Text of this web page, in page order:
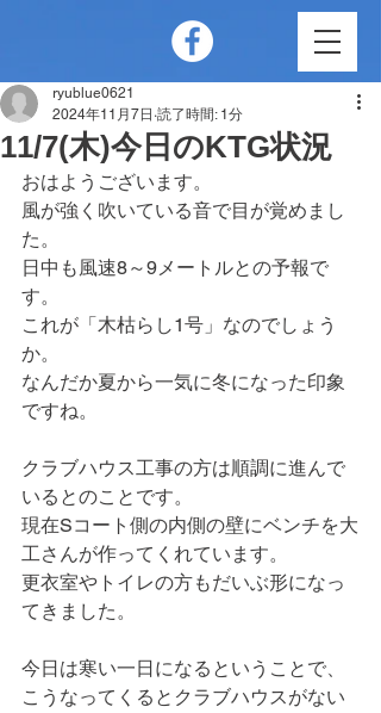
11/7(木)今日のKTG状況
ryublue0621
2024年11月7日 読了時間: 1分
おはようございます。
風が強く吹いている音で目が覚めまし
た。
日中も風速8～9メートルとの予報で
す。
これが「木枯らし1号」なのでしょう
か。
なんだか夏から一気に冬になった印象
ですね。
クラブハウス工事の方は順調に進んで
いるとのことです。
現在Sコート側の内側の壁にベンチを大
工さんが作ってくれています。
更衣室やトイレの方もだいぶ形になっ
てきました。
今日は寒い一日になるということで、
こうなってくるとクラブハウスがない